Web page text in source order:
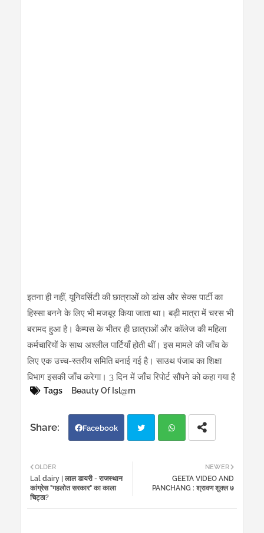
इतना ही नहीं, यूनिवर्सिटी की छात्राओं को डांस और सेक्स पार्टी का
हिस्सा बनने के लिए भी मजबूर किया जाता था। बड़ी मात्रा में चरस भी
बरामद हुआ है। कैम्पस के भीतर ही छात्राओं और कॉलेज की महिला
कर्मचारियों के साथ अश्लील पार्टियाँ होती थीं। इस मामले की जाँच के
लिए एक उच्च-स्तरीय समिति बनाई गई है। साउथ पंजाब का शिक्षा
विभाग इसकी जाँच करेगा। 3 दिन में जाँच रिपोर्ट सौंपने को कहा गया है
Tags Beauty Of Isl@m
Facebook
atsa
NEWER
GEETA VIDEO AND
PANCHANG : श्रावण शुक्ल ७
OLDER
Lal dairy | लाल डायरी - राजस्थान
कांग्रेस "गहलोत सरकार" का काला
चिट्ठा?